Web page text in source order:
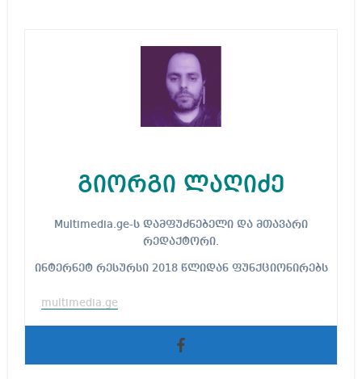
გიორგი ლაღიძე
Multimedia.ge-ს დამფუძნებელი და მთავარი
რედაქტორი.
ინტერნეტ რესურსი 2018 წლიდან ფუნქციონირებს
multimedia.ge